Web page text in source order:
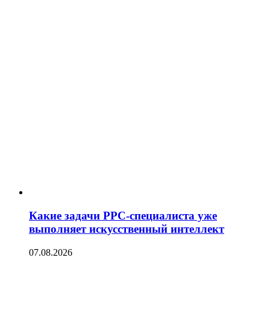
Какие задачи PPC-специалиста уже
выполняет искусственный интеллект
07.08.2026